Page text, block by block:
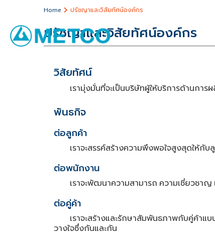
Home ปรัชญาและวิสัยทัศน์องค์กร
ปรัชญาและวิสัยทัศน์องค์กร
วิสัยทัศน์
เรามุ่งมั่นที่จะเป็นบริษัทผู้ให้บริการด้านการ
พันธกิจ
ต่อลูกค้า
เราจะสรรค์สร้างความพึงพอใจสูงสุดให้กั
ต่อพนักงาน
เราจะพัฒนาความสามารถ ความเชี่ยวชาญ
ต่อคู่ค้า
เราจะสร้างและรักษาสัมพันธภาพกับคู่ค้าแบ
วางใจซึ่งกันและกัน